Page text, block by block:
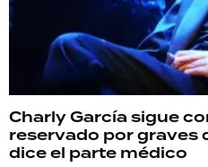
Charly García sigue
reservado por graves
dice el parte médico